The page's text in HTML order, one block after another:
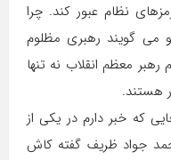
نظام عبور کند. چرا
می گویند رهبری مظلوم
معظم انقلاب نه تنها
هستند.
که خبر دارم در یکی از
جواد ظریف گفته کاش